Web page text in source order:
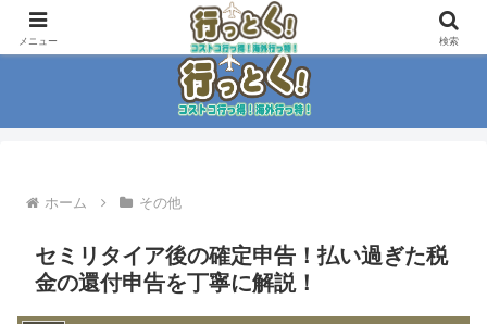
コストコ大好き家族がイチ押商品紹介！！
ホーム その他
セミリタイア後の確定申告！払い過ぎた税
金の還付申告を丁寧に解説！
メニュー 検索